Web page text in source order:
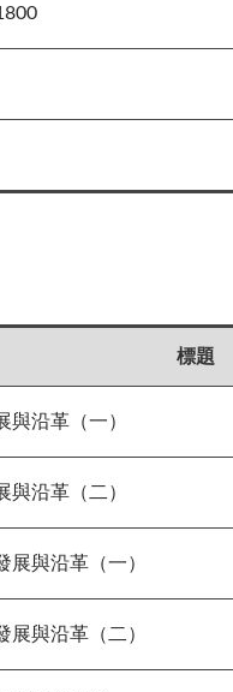
標題
沿革（一）
沿革（二）
與沿革（一）
與沿革（二）